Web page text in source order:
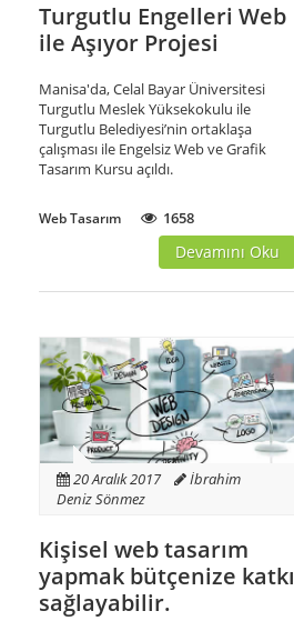
Turgutlu Engelleri Web
ile Aşıyor Projesi
Manisa'da, Celal Bayar Üniversitesi
Turgutlu Meslek Yüksekokulu ile
Turgutlu Belediyesi’nin ortaklaşa
çalışması ile Engelsiz Web ve Grafik
Tasarım Kursu açıldı.
Web Tasarım 1658
Devamını Oku
20 Aralık 2017
İbrahim
Deniz Sönmez
Kişisel web tasarım
yapmak bütçenize katkı
sağlayabilir.